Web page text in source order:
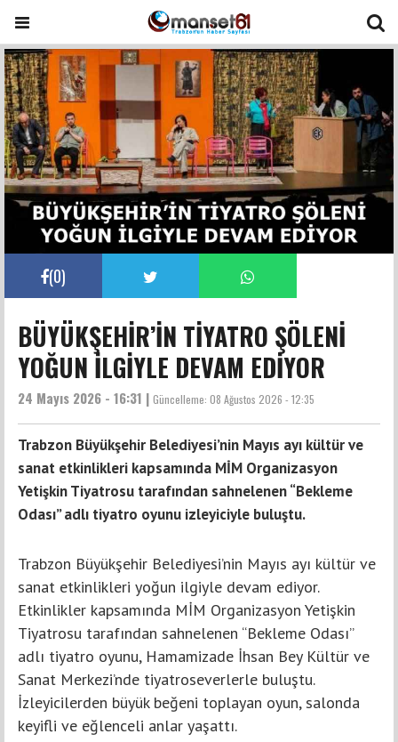
(0)
BÜYÜKŞEHİR’İN TİYATRO ŞÖLENİ
YOĞUN İLGİYLE DEVAM EDİYOR
24 Mayıs 2026 - 16:31 | Güncelleme: 08 Ağustos 2026 - 12:35
Trabzon Büyükşehir Belediyesi’nin Mayıs ayı kültür ve
sanat etkinlikleri kapsamında MİM Organizasyon
Yetişkin Tiyatrosu tarafından sahnelenen “Bekleme
Odası” adlı tiyatro oyunu izleyiciyle buluştu.
Trabzon Büyükşehir Belediyesi’nin Mayıs ayı kültür ve
sanat etkinlikleri yoğun ilgiyle devam ediyor.
Etkinlikler kapsamında MİM Organizasyon Yetişkin
Tiyatrosu tarafından sahnelenen “Bekleme Odası”
adlı tiyatro oyunu, Hamamizade İhsan Bey Kültür ve
Sanat Merkezi’nde tiyatroseverlerle buluştu.
İzleyicilerden büyük beğeni toplayan oyun, salonda
keyifli ve eğlenceli anlar yaşattı.